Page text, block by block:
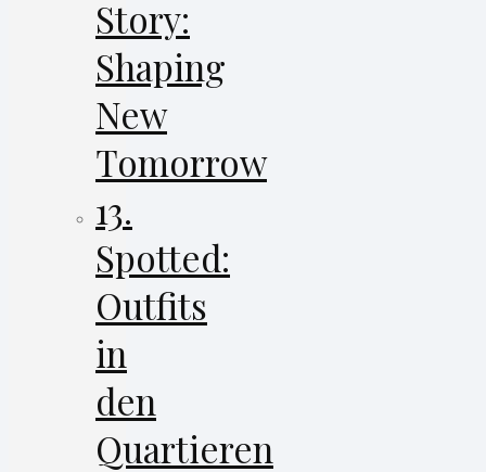
Story:
Shaping
New
Tomorrow
13.
Spotted:
Outfits
in
den
Quartieren